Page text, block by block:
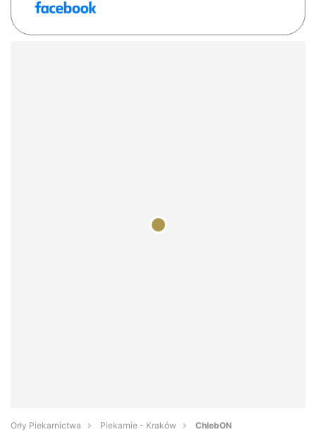
Orły Piekarnictwa Piekarnie - Kraków ChlebON